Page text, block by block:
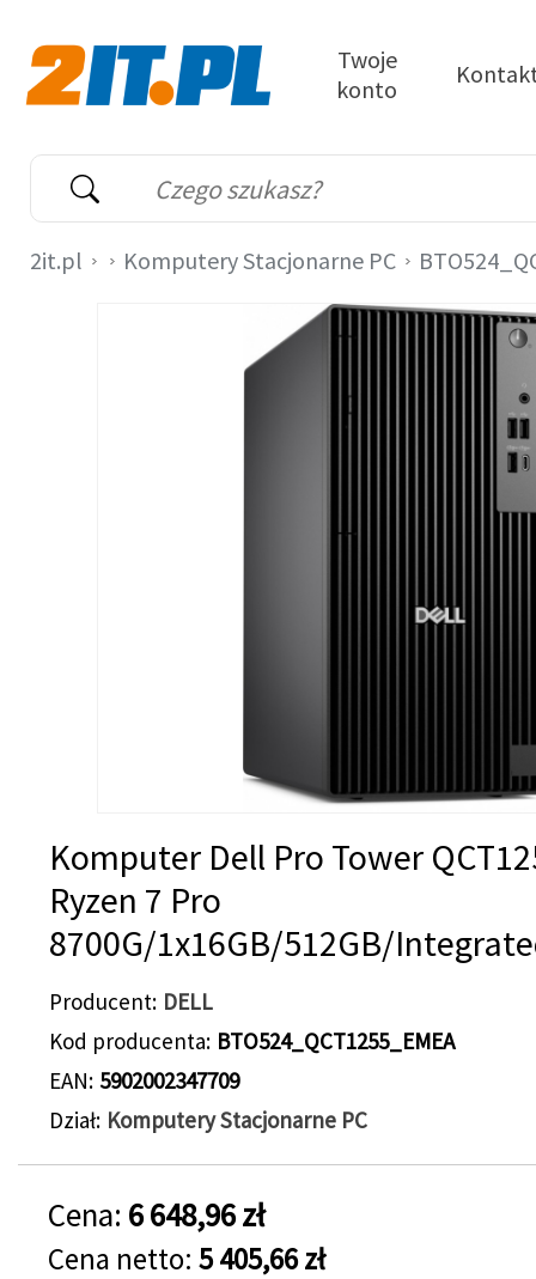
Wyszukiwarka
Słowo kluczowe
Twoje
konto
2it.pl Komputery Stacjonarne PC
Komputer Dell Pro Tower
Ryzen 7 Pro
8700G/1x16GB/512GB/
Producent DELL
Kod producenta BTO524_QCT1255_EMEA
EAN 5902002347709
Dział Komputery Stacjonarne PC
Cena: 6 648,96 zł
Cena netto: 5 405,66 zł